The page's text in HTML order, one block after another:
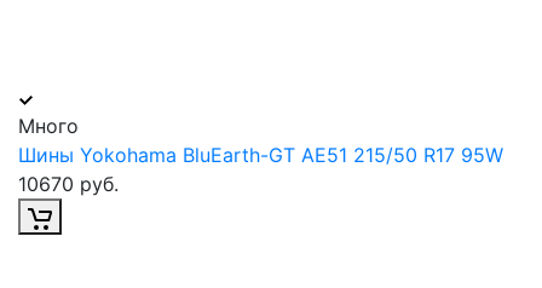
Много
Шины Yokohama BluEarth-GT AE51 215/50 R17 95W
10670 руб.